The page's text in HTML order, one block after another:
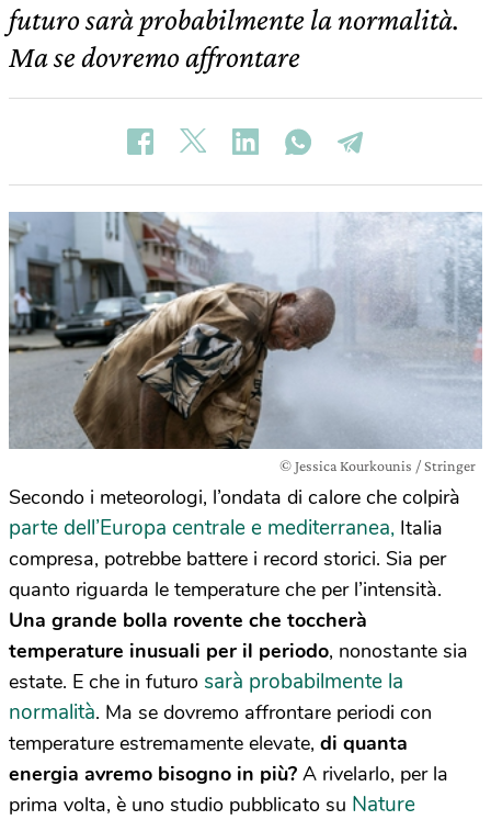
futuro sarà probabilmente la normalità.
Ma se dovremo affrontare
© Jessica Kourkounis / Stringer
Secondo i meteorologi, l’ondata di calore che colpirà
parte dell’Europa centrale e mediterranea, Italia
compresa, potrebbe battere i record storici. Sia per
quanto riguarda le temperature che per l’intensità.
Una grande bolla rovente che toccherà
temperature inusuali per il periodo, nonostante sia
estate. E che in futuro sarà probabilmente la
normalità. Ma se dovremo affrontare periodi con
temperature estremamente elevate, di quanta
energia avremo bisogno in più? A rivelarlo, per la
prima volta, è uno studio pubblicato su Nature